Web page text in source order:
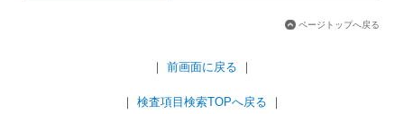
ページトップへ戻る
｜ 前画面に戻る ｜
｜ 検査項目検索TOPへ戻る ｜